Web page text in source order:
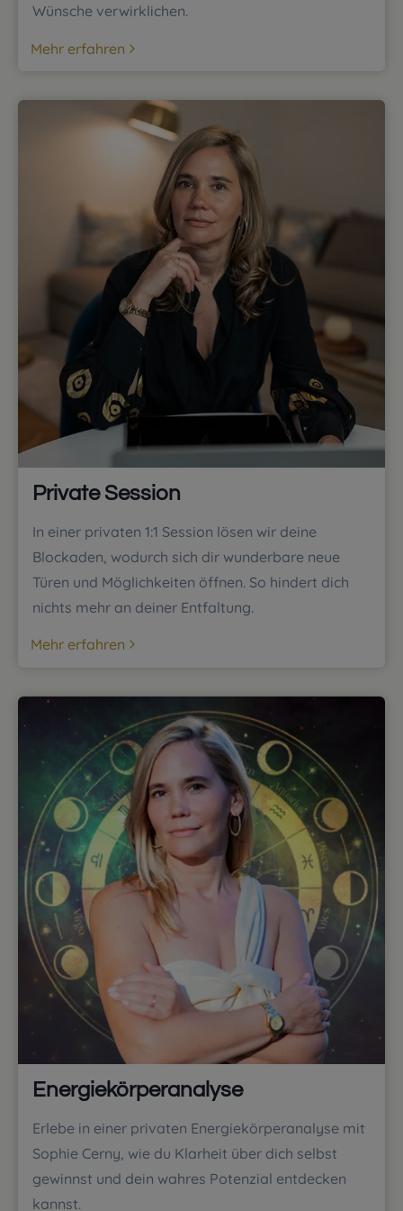
Wünsche verwirklichen.
Mehr erfahren
Private Session
In einer privaten 1:1 Session lösen wir deine
Blockaden, wodurch sich dir wunderbare neue
Türen und Möglichkeiten öffnen. So hindert dich
nichts mehr an deiner Entfaltung.
Mehr erfahren
Energiekörperanalyse
Erlebe in einer privaten Energiekörperanalyse mit
Sophie Cerny, wie du Klarheit über dich selbst
gewinnst und dein wahres Potenzial entdecken
kannst.